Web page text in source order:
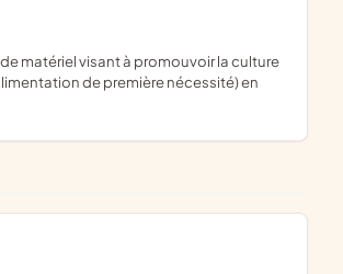
de première nécessité) en